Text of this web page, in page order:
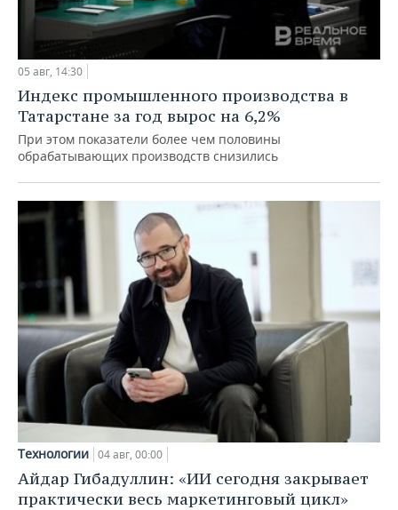
05 авг, 14:30
Индекс промышленного производства в
Татарстане за год вырос на 6,2%
При этом показатели более чем половины
обрабатывающих производств снизились
Технологии 04 авг, 00:00
Айдар Гибадуллин: «ИИ сегодня закрывает
практически весь маркетинговый цикл»